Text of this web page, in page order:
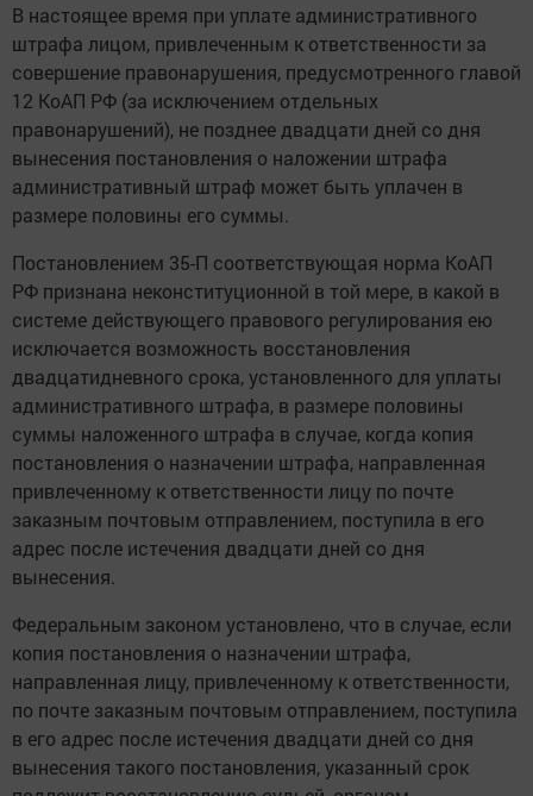
В настоящее время при уплате административного
штрафа лицом, привлеченным к ответственности за
совершение правонарушения, предусмотренного главой
12 КоАП РФ (за исключением отдельных
правонарушений), не позднее двадцати дней со дня
вынесения постановления о наложении штрафа
административный штраф может быть уплачен в
размере половины его суммы.
Постановлением 35-П соответствующая норма КоАП
РФ признана неконституционной в той мере, в какой в
системе действующего правового регулирования ею
исключается возможность восстановления
двадцатидневного срока, установленного для уплаты
административного штрафа, в размере половины
суммы наложенного штрафа в случае, когда копия
постановления о назначении штрафа, направленная
привлеченному к ответственности лицу по почте
заказным почтовым отправлением, поступила в его
адрес после истечения двадцати дней со дня
вынесения.
Федеральным законом установлено, что в случае, если
копия постановления о назначении штрафа,
направленная лицу, привлеченному к ответственности,
по почте заказным почтовым отправлением, поступила
в его адрес после истечения двадцати дней со дня
вынесения такого постановления, указанный срок